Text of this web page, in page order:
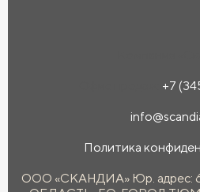
+7
Политика
ООО «СКАНДИА» Юр.